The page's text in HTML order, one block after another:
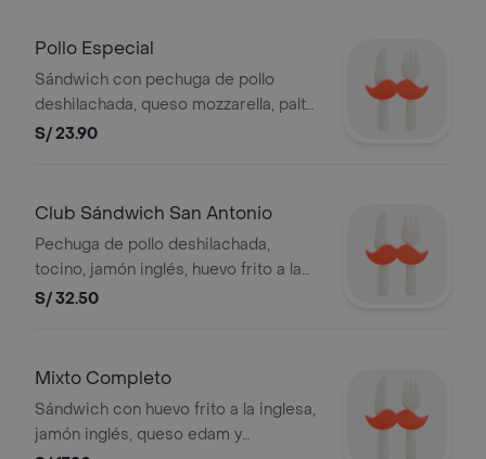
Pollo Especial
Sándwich con pechuga de pollo
deshilachada, queso mozzarella, palta,
tomate, orégano, mantequilla y
S/ 23.90
Club Sándwich San Antonio
Pechuga de pollo deshilachada,
tocino, jamón inglés, huevo frito a la
inglesa, queso edam, champiñones
S/ 32.50
Mixto Completo
Sándwich con huevo frito a la inglesa,
jamón inglés, queso edam y